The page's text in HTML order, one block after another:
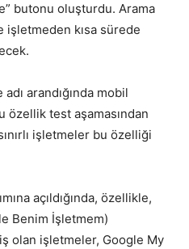
butonu oluşturdu. Arama
işletmeden kısa sürede
arandığında mobil
özellik test aşamasından
işletmeler bu özelliği
açıldığında, özellikle,
Benim İşletmem)
olan işletmeler, Google My